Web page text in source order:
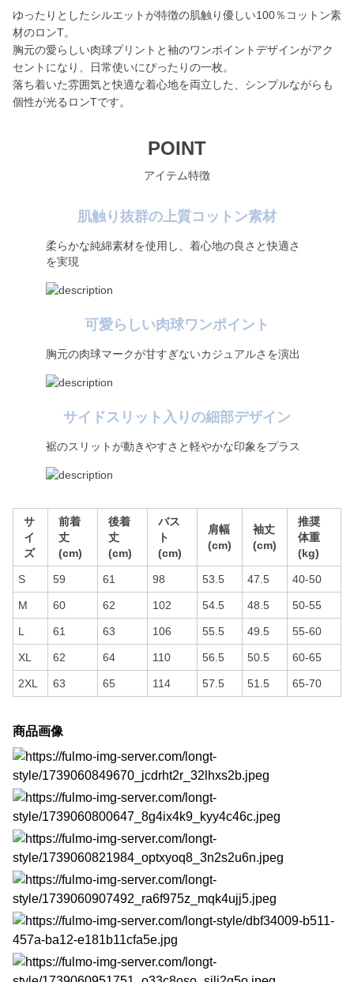
ゆったりとしたシルエットが特徴の肌触り優しい100％コットン素
材のロンT。
胸元の愛らしい肉球プリントと袖のワンポイントデザインがアク
セントになり、日常使いにぴったりの一枚。
落ち着いた雰囲気と快適な着心地を両立した、シンプルながらも
個性が光るロンTです。
POINT
アイテム特徴
肌触り抜群の上質コットン素材
柔らかな純綿素材を使用し、着心地の良さと快適さ
を実現
可愛らしい肉球ワンポイント
胸元の肉球マークが甘すぎないカジュアルさを演出
サイドスリット入りの細部デザイン
裾のスリットが動きやすさと軽やかな印象をプラス
サ
イ
ズ
前着
丈
(cm)
後着
丈
(cm)
バス
ト
(cm)
肩幅
(cm)
袖丈
(cm)
推奨
体重
(kg)
S 59 61 98 53.5 47.5 40-50
M 60 62 102 54.5 48.5 50-55
L 61 63 106 55.5 49.5 55-60
XL 62 64 110 56.5 50.5 60-65
2XL 63 65 114 57.5 51.5 65-70
商品画像